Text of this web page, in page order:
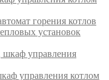
горения котлов
установок
управления
управления котлом